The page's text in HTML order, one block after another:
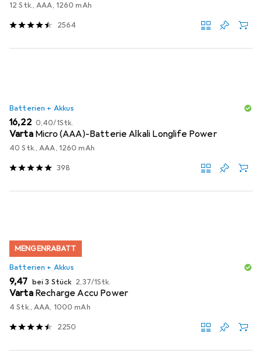
12 Stk., AAA, 1260 mAh
2564
Batterien + Akkus
EUR
16,22 EUR
0,40/1Stk.
Varta Micro (AAA)-Batterie Alkali Longlife Power
40 Stk., AAA, 1260 mAh
398
MENGENRABATT
Batterien + Akkus
EUR
9,47 bei 3 Stück EUR
2,37/1Stk.
Varta Recharge Accu Power
4 Stk., AAA, 1000 mAh
2250